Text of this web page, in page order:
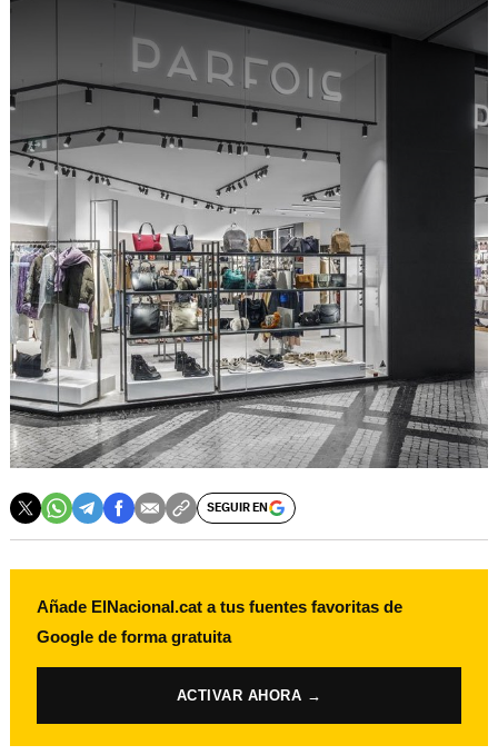
SEGUIR EN
Añade ElNacional.cat a tus fuentes favoritas de
Google de forma gratuita
ACTIVAR AHORA →